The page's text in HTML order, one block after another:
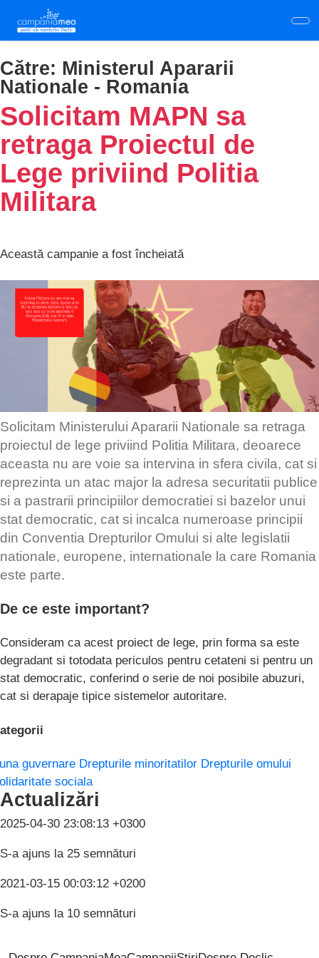
main
content
Către: Ministerul Apararii
Nationale - Romania
Solicitam MAPN sa
retraga Proiectul de
Lege priviind Politia
Militara
Această campanie a fost încheiată
Solicitam Ministerului Apararii Nationale sa retraga
proiectul de lege priviind Politia Militara, deoarece
aceasta nu are voie sa intervina in sfera civila, cat si
reprezinta un atac major la adresa securitatii publice
si a pastrarii principiilor democratiei si bazelor unui
stat democratic, cat si incalca numeroase principii
din Conventia Drepturilor Omului si alte legislatii
nationale, europene, internationale la care Romania
este parte.
De ce este important?
Consideram ca acest proiect de lege, prin forma sa este
degradant si totodata periculos pentru cetateni si pentru un
stat democratic, conferind o serie de noi posibile abuzuri,
cat si derapaje tipice sistemelor autoritare.
guvernare Drepturile minoritatilor Drepturile omului
sociala
Actualizări
2025-04-30 23:08:13 +0300
S-a ajuns la 25 semnături
2021-03-15 00:03:12 +0200
S-a ajuns la 10 semnături